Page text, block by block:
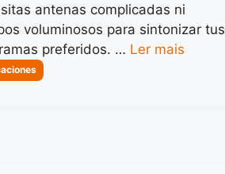
antenas complicadas ni
voluminosos para sintonizar tus
preferidos. … Ler mais